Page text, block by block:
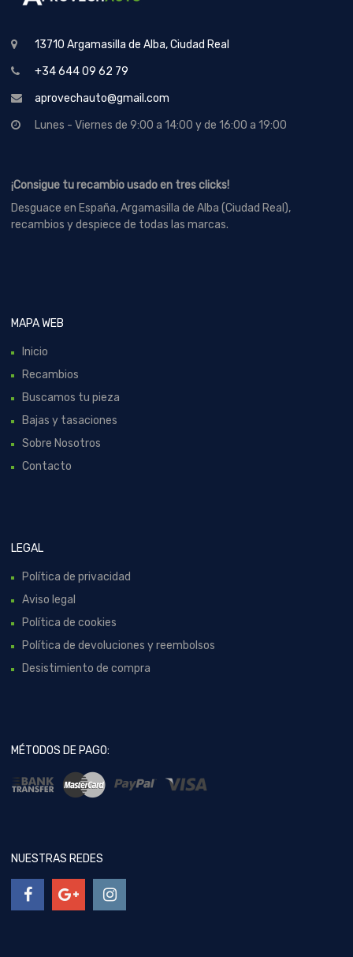
13710 Argamasilla de Alba, Ciudad Real
+34 644 09 62 79
aprovechauto@gmail.com
Lunes - Viernes de 9:00 a 14:00 y de 16:00 a 19:00
¡Consigue tu recambio usado en tres clicks!
Desguace en España, Argamasilla de Alba (Ciudad Real),
recambios y despiece de todas las marcas.
MAPA WEB
Inicio
Recambios
Buscamos tu pieza
Bajas y tasaciones
Sobre Nosotros
Contacto
LEGAL
Política de privacidad
Aviso legal
Política de cookies
Política de devoluciones y reembolsos
Desistimiento de compra
MÉTODOS DE PAGO:
NUESTRAS REDES